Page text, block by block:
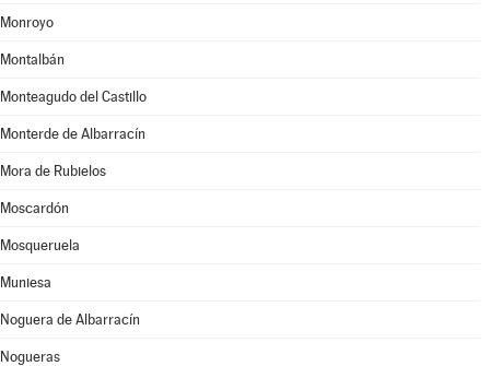
Monroyo
Montalbán
Monteagudo del Castillo
Monterde de Albarracín
Mora de Rubielos
Moscardón
Mosqueruela
Muniesa
Noguera de Albarracín
Nogueras